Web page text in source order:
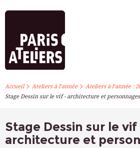
PARIS ATELIERS
ATELIERS À
Accueil> Ateliers à l’année> Ateliers à l’année :
Stage Dessin sur le vif - architecture et personnages
Stage Dessin sur le
architecture et